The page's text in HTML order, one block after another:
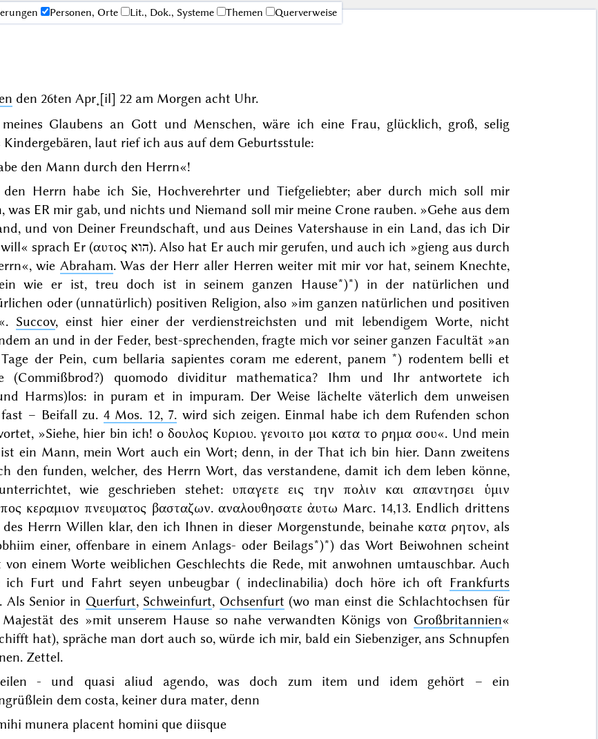
Personen, Orte Lit., Dok., Systeme Themen Querverweise
den 26ten Apr˖[il] 22am Morgen acht Uhr.
Glaubens an Gott und Menschen, wäre ich eine Frau, glücklich, groß, selig
Kindergebären, laut rief ich aus auf dem Geburtsstule:
den Mann durch den Herrn«!
Herrn habe ich Sie, Hochverehrter und Tiefgeliebter; aber durch mich soll mir
was ER mir gab, und nichts und Niemand soll mir meine Crone rauben. »Gehe aus dem
und von Deiner Freundschaft, und aus Deines Vatershause in ein Land, das ich Dir
« sprach Er (αυτος הוא). Also hat Er auch mir gerufen, und auch ich »gieng aus durch
«, wie Abraham. Was der Herr aller Herren weiter mit mir vor hat, seinem Knechte,
wie er ist, treu doch ist in seinem ganzen Hause*)*) in der natürlichen und
oder (unnatürlich) positiven Religion, also »im ganzen natürlichen und positiven
Succov, einst hier einer der verdienstreichsten und mit lebendigem Worte, nicht
an und in der Feder, best-sprechenden, fragte mich vor seiner ganzen Facultät »an
Tage der Pein, cum bellaria sapientes coram me ederent, panem *) rodentem belli et
(Commißbrod?) quomodo dividitur mathematica? Ihm und Ihr antwortete ich
Harms)los: in puram et in impuram.DerWeise lächelteväterlich dem unweisen
fast – Beifall zu. 4 Mos. 12, 7. wird sich zeigen. Einmal habe ich dem Rufenden schon
»Siehe, hier bin ich! ο δουλος Κυριου. γενοιτο μοι κατα το ρημα σου«. Und mein
ein Mann, mein Wort auch ein Wort; denn, in der That ich bin hier. Dann zweitens
den funden, welcher, des Herrn Wort, das verstandene, damit ich dem leben könne,
wie geschrieben stehet: υπαγετε εις την πολιν και απαντησει ὑμιν
κεραμιον πνευματος βασταζων. αναλουθησατε ἀυτω Marc. 14,13. Endlich drittens
Herrn Willen klar, den ich Ihnen in dieser Morgenstunde, beinahe κατα ρητον, als
einer, offenbare in einem Anlags- oder Beilags*)*) das Wort Beiwohnen scheint
von einem Worte weiblichen Geschlechts die Rede, mit anwohnen umtauschbar. Auch
ich Furt und Fahrt seyen unbeugbar ( indeclinabilia) doch höre ich oft Frankfurts
Als Senior in Querfurt, Schweinfurt, Ochsenfurt (wo man einst die Schlachtochsen für
Majestät des »mit unserem Hause so nahe verwandten Königs von Großbritannien«
hat), spräche man dort auch so, würde ich mir, bald ein Siebenziger, ans Schnupfen
Zettel.
- und quasi aliud agendo, was doch zum item und idem gehört – ein
dem costa, keiner dura mater, denn
munera placent homini que diisque